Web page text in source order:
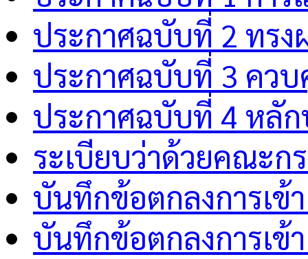
ประกาศฉบับที่ 2 ทรง
ประกาศฉบับที่ 3 คว
ประกาศฉบับที่ 4 หลั
ระเบียบว่าด้วยคณะก
บันทึกข้อตกลงการเข้
บันทึกข้อตกลงการเข้